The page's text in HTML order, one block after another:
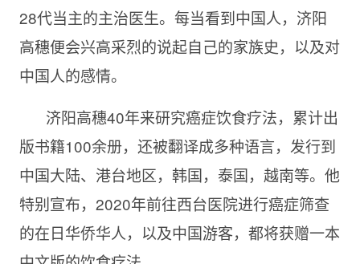
28代当主的主治医生。每当看到中国人，济阳
高穗便会兴高采烈的说起自己的家族史，以及对
中国人的感情。
济阳高穗40年来研究癌症饮食疗法，累计出
版书籍100余册，还被翻译成多种语言，发行到
中国大陆、港台地区，韩国，泰国，越南等。他
特别宣布，2020年前往西台医院进行癌症筛查
的在日华侨华人，以及中国游客，都将获赠一本